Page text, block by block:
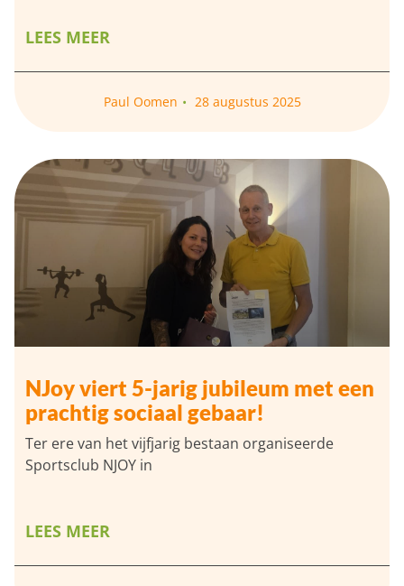
LEES MEER
Paul Oomen 28 augustus 2025
NJoy viert 5-jarig jubileum met een
prachtig sociaal gebaar!
Ter ere van het vijfjarig bestaan organiseerde
Sportsclub NJOY in
LEES MEER